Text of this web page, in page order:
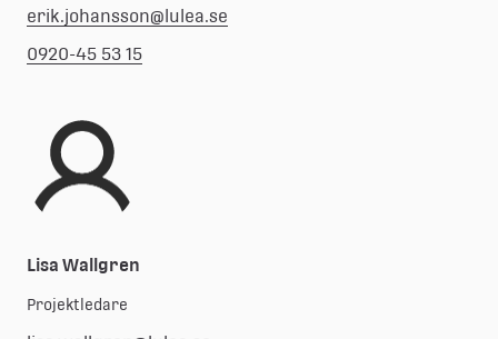
erik.johansson@lulea.se
0920-45 53 15
Lisa Wallgren
Projektledare